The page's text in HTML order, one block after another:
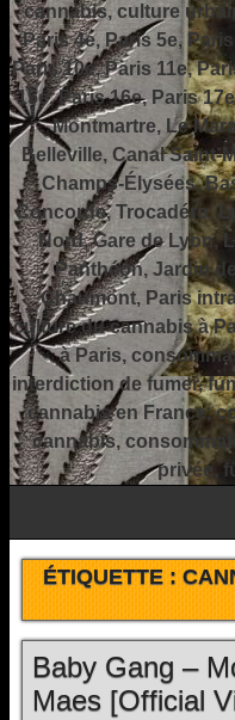
cannabis, culture
Paris 4e, Paris 5e,
Paris 10e, Paris 11e,
15e, Paris 16e, Paris
Montmartre, Le
Belleville, Canal Saint-
Champs-Élysées,
Concorde, Trocadéro,
Nord, Gare de Lyon,
Panthéon, Jardin
Chaumont, Paris
culture du cannabis à
à Paris,
interdiction de fumer,
cannabis en France,
cannabis,
privée,
ÉTIQUETTE :
Baby Gang –
Maes [Official